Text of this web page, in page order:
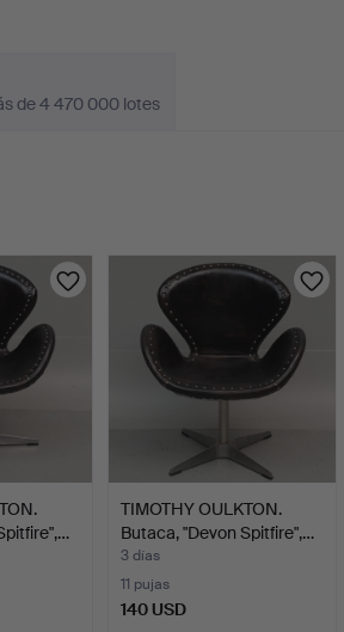
de 4 470 000 lotes
TIMOTHY OULKTON.
Butaca, "Devon Spitfire",…
3 días
11 pujas
140 USD